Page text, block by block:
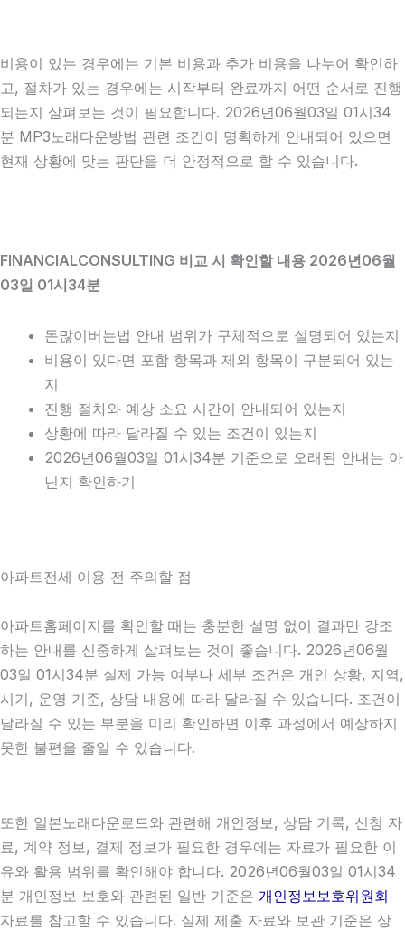
비용이 있는 경우에는 기본 비용과 추가 비용을 나누어 확인하
고, 절차가 있는 경우에는 시작부터 완료까지 어떤 순서로 진행
되는지 살펴보는 것이 필요합니다. 2026년06월03일 01시34
분 MP3노래다운방법 관련 조건이 명확하게 안내되어 있으면
현재 상황에 맞는 판단을 더 안정적으로 할 수 있습니다.
FINANCIALCONSULTING 비교 시 확인할 내용 2026년06월
03일 01시34분
돈많이버는법 안내 범위가 구체적으로 설명되어 있는지
비용이 있다면 포함 항목과 제외 항목이 구분되어 있는
지
진행 절차와 예상 소요 시간이 안내되어 있는지
상황에 따라 달라질 수 있는 조건이 있는지
2026년06월03일 01시34분 기준으로 오래된 안내는 아
닌지 확인하기
아파트전세 이용 전 주의할 점
아파트홈페이지를 확인할 때는 충분한 설명 없이 결과만 강조
하는 안내를 신중하게 살펴보는 것이 좋습니다. 2026년06월
03일 01시34분 실제 가능 여부나 세부 조건은 개인 상황, 지역,
시기, 운영 기준, 상담 내용에 따라 달라질 수 있습니다. 조건이
달라질 수 있는 부분을 미리 확인하면 이후 과정에서 예상하지
못한 불편을 줄일 수 있습니다.
또한 일본노래다운로드와 관련해 개인정보, 상담 기록, 신청 자
료, 계약 정보, 결제 정보가 필요한 경우에는 자료가 필요한 이
유와 활용 범위를 확인해야 합니다. 2026년06월03일 01시34
분 개인정보 보호와 관련된 일반 기준은 개인정보보호위원회
자료를 참고할 수 있습니다. 실제 제출 자료와 보관 기준은 상